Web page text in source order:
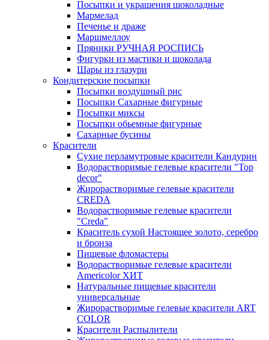
Посыпки и украшения шоколадные
Мармелад
Печенье и драже
Маршмеллоу
Пряники РУЧНАЯ РОСПИСЬ
Фигурки из мастики и шоколада
Шары из глазури
Кондитерские посыпки
Посыпки воздушный рис
Посыпки Сахарные фигурные
Посыпки миксы
Посыпки обьемные фигурные
Сахарные бусины
Красители
Сухие перламутровые красители Кандурин
Водорастворимые гелевые красители "Top
decor"
Жирорастворимые гелевые красители
CREDA
Водорастворимые гелевые красители
"Creda"
Краситель сухой Настоящее золото, серебро
и бронза
Пищевые фломастеры
Водорастворимые гелевые красители
Americolor ХИТ
Натуральные пищевые красители
универсальные
Жирорастворимые гелевые красители ART
COLOR
Красители Распылители